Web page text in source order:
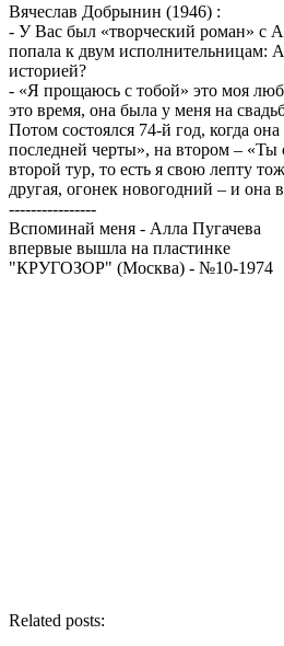
Вячеслав Добрынин (1946) :
- У Вас был «творческий роман» с
попала к двум исполнительницам:
историей?
- «Я прощаюсь с тобой» это моя
это время, она была у меня на
Потом состоялся 74-й год, когда
последней черты», на втором –
второй тур, то есть я свою лепту
другая, огонек новогодний – и она
----------------
Вспоминай меня - Алла Пугачева
впервые вышла на пластинке
"КРУГОЗОР" (Москва) - №10-1974
Related posts: